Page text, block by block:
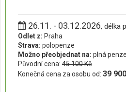
26.11. - 03.12.2026, délka
Odlet z: Praha
Strava: polopenze
Možno přeobjednat na: plná
Původní cena: 45 100 Kč
Konečná cena za osobu od: 39 900